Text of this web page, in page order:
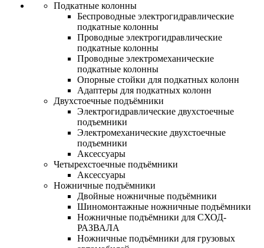
Подкатные колонны
Беспроводные электрогидравлические
подкатные колонны
Проводные электрогидравлические
подкатные колонны
Проводные электромеханические
подкатные колонны
Опорные стойки для подкатных колонн
Адаптеры для подкатных колонн
Двухстоечные подъёмники
Электрогидравлические двухстоечные
подъемники
Электромеханические двухстоечные
подъемники
Аксессуары
Четырехстоечные подъёмники
Аксессуары
Ножничные подъёмники
Двойные ножничные подъёмники
Шиномонтажные ножничные подъёмники
Ножничные подъёмники для СХОД-
РАЗВАЛА
Ножничные подъёмники для грузовых